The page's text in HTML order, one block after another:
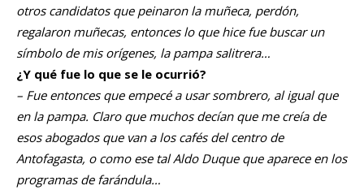
otros candidatos que peinaron la muñeca, perdón,
regalaron muñecas, entonces lo que hice fue buscar un
símbolo de mis orígenes, la pampa salitrera…
¿Y qué fue lo que se le ocurrió?
– Fue entonces que empecé a usar sombrero, al igual que
en la pampa. Claro que muchos decían que me creía de
esos abogados que van a los cafés del centro de
Antofagasta, o como ese tal Aldo Duque que aparece en los
programas de farándula…